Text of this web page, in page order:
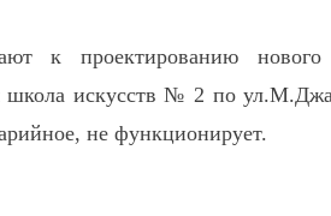
к проектированию
школа искусств № 2 по
не функционирует.